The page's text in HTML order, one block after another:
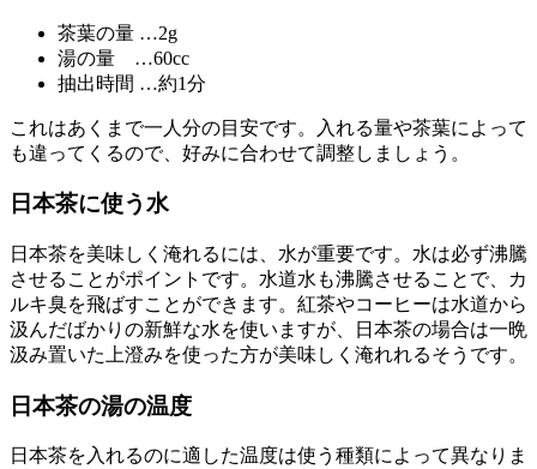
茶葉の量 …2g
湯の量 …60cc
抽出時間 …約1分
これはあくまで一人分の目安です。入れる量や茶葉によって
も違ってくるので、好みに合わせて調整しましょう。
日本茶に使う水
日本茶を美味しく淹れるには、水が重要です。水は必ず沸騰
させることがポイントです。水道水も沸騰させることで、カ
ルキ臭を飛ばすことができます。紅茶やコーヒーは水道から
汲んだばかりの新鮮な水を使いますが、日本茶の場合は一晩
汲み置いた上澄みを使った方が美味しく淹れれるそうです。
日本茶の湯の温度
日本茶を入れるのに適した温度は使う種類によって異なりま